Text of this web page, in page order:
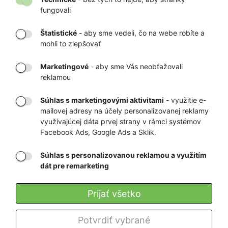
fungovali
Štatistické - aby sme vedeli, čo na webe robíte a
mohli to zlepšovať
Marketingové - aby sme Vás neobťažovali
reklamou
Súhlas s marketingovými aktivitami - využitie e-
mailovej adresy na účely personalizovanej reklamy
využívajúcej dáta prvej strany v rámci systémov
Facebook Ads, Google Ads a Sklik.
Súhlas s personalizovanou reklamou a využitím
dát pre remarketing
Potvrdiť vybrané
Prijať všetko
TOVARU AŽ K
VÁM DOMOV
OBCHOD
RÝCHLE
DORUČENIE
GARANCIA
NAJNIŽŠÍCH CIEN